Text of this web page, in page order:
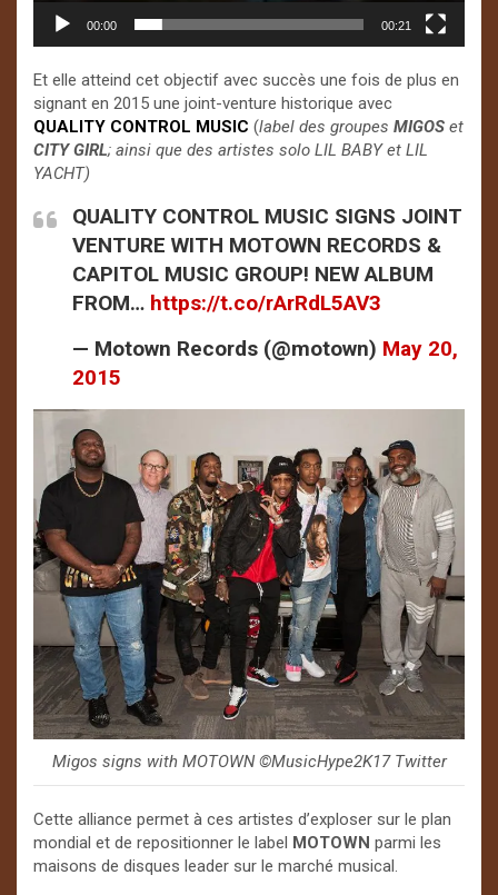
00:00 00:21
Et elle atteind cet objectif avec succès une fois de plus en
signant en 2015 une joint-venture historique avec
QUALITY CONTROL MUSIC (label des groupes MIGOS et
CITY GIRL; ainsi que des artistes solo LIL BABY et LIL
YACHT)
QUALITY CONTROL MUSIC SIGNS JOINT
VENTURE WITH MOTOWN RECORDS &
CAPITOL MUSIC GROUP! NEW ALBUM
FROM… https://t.co/rArRdL5AV3
— Motown Records (@motown) May 20,
2015
Migos signs with MOTOWN ©️MusicHype2K17 Twitter
Cette alliance permet à ces artistes d’exploser sur le plan
mondial et de repositionner le label MOTOWN parmi les
maisons de disques leader sur le marché musical.